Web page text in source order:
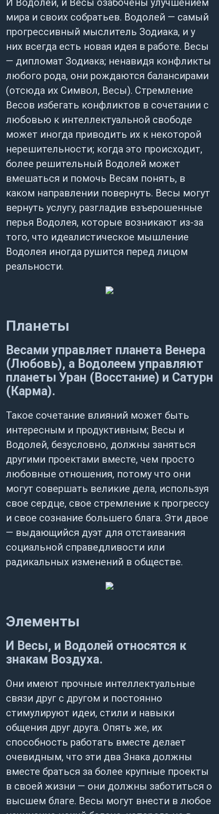
И Водолей, и Весы озабочены улучшением
мира и своих собратьев. Водолей — самый
прогрессивный мыслитель Зодиака, и у
них всегда есть новая идея в работе. Весы
— дипломат Зодиака; ненавидя конфликты
любого рода, они рождаются балансирами
(отсюда их Символ, Весы). Стремление
Весов избегать конфликтов в сочетании с
любовью к интеллектуальной свободе
может иногда приводить их к некоторой
нерешительности; когда это происходит,
более решительный Водолей может
вмешаться и помочь Весам понять, в
каком направлении повернуть. Весы могут
вернуть услугу, разгладив взъерошенные
перья Водолея, которые возникают из-за
того, что идеалистическое мышление
Водолея иногда рушится перед лицом
реальности.
Планеты
Весами управляет планета Венера
(Любовь), а Водолеем управляют
планеты Уран (Восстание) и Сатурн
(Карма).
Такое сочетание влияний может быть
интересным и продуктивным; Весы и
Водолей, безусловно, должны заняться
другими проектами вместе, чем просто
любовные отношения, потому что они
могут совершать великие дела, используя
свое сердце, свое стремление к прогрессу
и свое сознание большего блага. Эти двое
— выдающийся дуэт для отстаивания
социальной справедливости или
радикальных изменений в обществе.
Элементы
И Весы, и Водолей относятся к
знакам Воздуха.
Они имеют прочные интеллектуальные
связи друг с другом и постоянно
стимулируют идеи, стили и навыки
общения друг друга. Опять же, их
способность работать вместе делает
очевидным, что эти два Знака должны
вместе браться за более крупные проекты
в своей жизни — они должны заботиться о
высшем благе. Весы могут внести в любое